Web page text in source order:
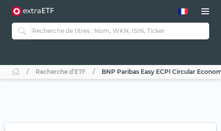
Recherche d’ETF BNP Paribas Easy ECPI Circular